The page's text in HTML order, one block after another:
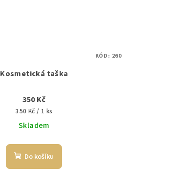
Kosmetická taška
350 Kč
Měrná
cena:
350 Kč / 1 ks
Skladem
Do košíku
KÓD: 260